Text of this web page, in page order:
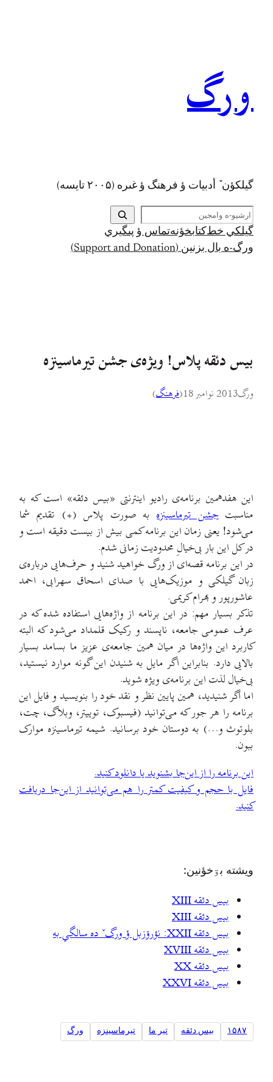
ورگ
گيلکؤن ٚ أدبیات ؤ فرهنگ ؤ غىره (۲۰۰۵ تايسه)
ج
س
ت
ج
گيلکي خط کتابخؤنهتماس ؤ پىگيري
ورگ-ه بال بزنين (Support and Donation)
بیس دئقه پلاس! ویژه‌ی جشن تیرماسینزه
ورگ2013 نوامبر 18 (فرهنگ)
این هفدهمین برنامه‌ی رادیو اینترنتی «بیس دئقه» است که به
مناسبتجشن تیرماسینزهبه صورت پلاس (+) تقدیم شما
می‌شود! یعنی زمان این برنامه کمی بیش از بیست دقیقه است و
در کل این بار بی‌خیالِ محدودیت زمانی شدم.
در این برنامه قصه‌ای از ورگ خواهید شنید و حرف‌هایی درباره‌ی
زبان گیلکی و موزیک‌هایی با صدای اسحاق سهرابی، احمد
عاشورپور و بهرام کریمی.
تذکر بسیار مهم: در این برنامه از واژه‌هایی استفاده شده که در
عرف عمومی جامعه، ناپسند و رکیک قلمداد می‌شود که البته
کاربرد این واژه‌ها در میان همین جامعه‌ی عزیز ما بسامد بسیار
بالایی دارد. بنابراین اگر مایل به شنیدن این گونه موارد نیستید،
بی‌خیال لذت این برنامه‌ی ویژه شوید.
اما اگر شنیدید، همین پایین نظر و نقد خود را بنویسید و فایل این
برنامه را هر جور که می‌توانید (فیسبوک، توییتر، وبلاگ، چت،
بلوتوث و…) به دوستان خود برسانید. شیمه تیرماسینزه موارک
ببون.
این برنامه را از این‌جا بشنوید یا دانلود کنید.
فایل با حجم و کیفیت کمتر را هم می‌توانید از این‌جا دریافت
کنید.
ويشته بۊخؤنين:
بیس دئقه XIII
بیس دئقه XIII
بيس دئقه XXII: نؤرۊزبل ؤ ورگˇ ده سالگي به
بیس دئقه XVIII
بیس دئقه XX
بیس دئقه XXVI
۱۵۸۷ بیس دئقه تير ما تيرماسينزه ورگ